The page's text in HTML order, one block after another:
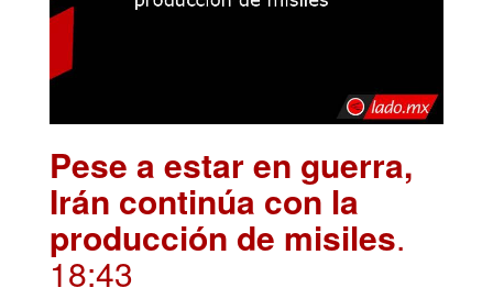
Pese a estar en guerra,
Irán continúa con la
producción de misiles.
18:43